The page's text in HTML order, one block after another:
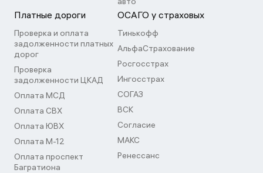
Платные дороги
Проверка и оплата
задолженности платных
дорог
Проверка
задолженности ЦКАД
Оплата МСД
Оплата СВХ
Оплата ЮВХ
Оплата М-12
Оплата проспект
Багратиона
ОСАГО у страховых
Тинькофф
АльфаСтрахование
Росгосстрах
Ингосстрах
СОГАЗ
ВСК
Согласие
МАКС
Ренессанс